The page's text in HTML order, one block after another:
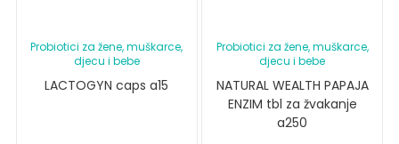
Probiotici za žene, muškarce,
djecu i bebe
LACTOGYN caps a15
Probiotici za žene, muškarce,
djecu i bebe
NATURAL WEALTH PAPAJA
ENZIM tbl za žvakanje
a250